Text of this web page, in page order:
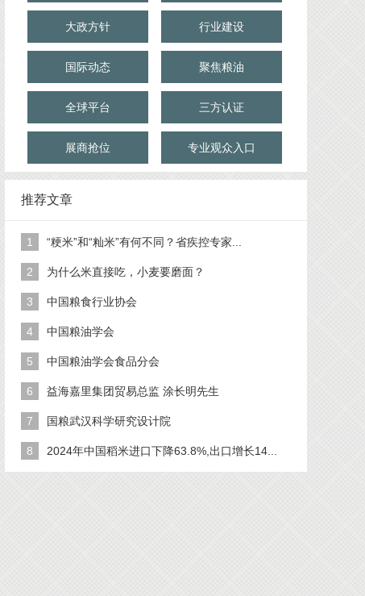
大政方针 行业建设
国际动态 聚焦粮油
全球平台 三方认证
展商抢位 专业观众入口
推荐文章
1 “粳米”和“籼米”有何不同？省疾控专家...
2 为什么米直接吃，小麦要磨面？
3 中国粮食行业协会
4 中国粮油学会
5 中国粮油学会食品分会
6 益海嘉里集团贸易总监 涂长明先生
7 国粮武汉科学研究设计院
8 2024年中国稻米进口下降63.8%,出口增长14...